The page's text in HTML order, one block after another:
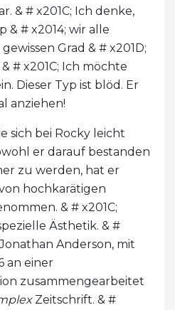
& # x201C; Ich denke,
& # x2014; wir alle
Grad & # x201D;
& # x201C; Ich möchte
Dieser Typ ist blöd. Er
anziehen!
sich bei Rocky leicht
er darauf bestanden
zu werden, hat er
hochkarätigen
& # x201C;
Ästhetik. & #
Anderson, mit
an einer
zusammengearbeitet
Zeitschrift. & #